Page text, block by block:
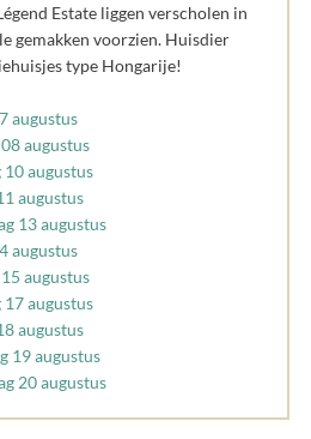
Estate liggen verscholen in
gemakken voorzien. Huisdier
type Hongarije!
augustus
augustus
augustus
augustus
13 augustus
augustus
augustus
augustus
augustus
19 augustus
20 augustus